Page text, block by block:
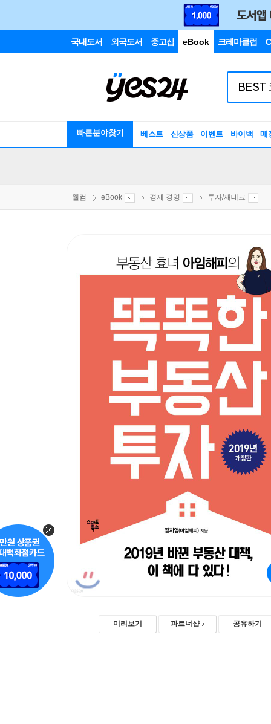
국내도서 외국도서 중고샵 eBook 크레마클럽
빠른분야찾기 베스트 신상품 이벤트 바이백 매
웰컴 eBook 경제 경영 투자/재테크
미리보기 파트너샵 공유하기